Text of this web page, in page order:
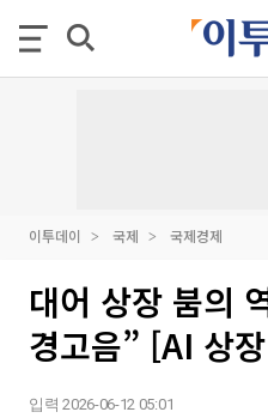
이투데이 국제 국제경제
대어 상장 붐의
경고음” [AI 상
입력 2026-06-12 05:01